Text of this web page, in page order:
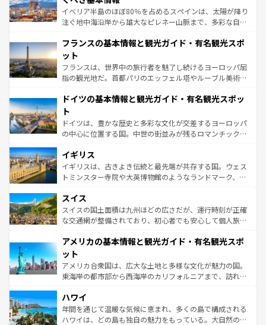
ピザやパスタなど、絶品のイタリア料理を堪能することも
できる。朝目覚めてから夜眠るまで、すべての瞬間を楽し
なお、新着のイタリア情報はコンテンツ一覧を参照してほ
しい。
イベリア半島のほぼ80％を占めるスペインは、太陽が降り
注ぐ地中海沿岸から雄大なピレネー山脈まで、多彩な自然
文化が根付くこの国では、情熱的なフラメンコ、熱気あふ
れる闘牛、そして美味しいタパスが生活の一部となってい
る。首都マドリードの洗練された雰囲気や、バルセロナの
アートに溢れた街角から、地方では古代ローマ遺跡や中世
せる。地方によって風土や気候が異なるスペインはその個
ンテンツ一覧 を参照してほしい。
フランスの基本情報と観光ガイド・有名観光スポ
ット
フランスは、世界中の旅行者を魅了し続けるヨーロッパ屈
指の観光地だ。首都パリのエッフェル塔やルーブル美術館
で、幅広い魅力が詰まっている。華麗な宮殿、歴史的な大
聖堂、美しいビーチ、そして豊かな自然が、訪れる者を心
から魅了する。また、フランスは美食の国としても知ら
れ、フランス料理はユネスコ無形文化遺産にも登録されて
香り高いラベンダー畑など、多彩な楽しみ方が可能だ。さ
らに、パリ以外の地域にも魅力が溢れており、どの街角に
も豊かな歴史と文化が息づいている。パリ以外の個性あふ
を参照してほしい。
ドイツの基本情報と観光ガイド・有名観光スポッ
ト
ドイツは、豊かな歴史と多彩な文化が交差するヨーロッパ
の中心に位置する国。中世の街並みが残るロマンチック街
顔を持つこの国は、どこを歩いても飽きることがない。ベ
ルリンの文化的活気、バイエルン州のアルプスの絶景、そ
してライン川沿いのワイン畑といった風景は必見。ビール
は、お酒好きな人にはぜひ体験してほしい。 なお、新着の
ドイツ情報はコンテンツ一覧を参照してほしい。
イギリス
イギリスは、古きよき伝統と最先端が共存する国。ウェス
トミンスター寺院や大英博物館のようなランドマーク、歴
リアごとに異なる魅力がある。また、優雅なアフタヌーン
ティー、ビール好きにはたまらない英国パブ、サッカー観
戦など、本場だからこそできる体験も豊富。イギリスを旅
ンツ一覧を参照してほしい。
スイス
スイスの国土面積は九州ほどの広さだが、運行時刻が正確
な交通網が整備されており、初心者でも安心して個人旅行
の建物がそのまま残る町や、スイスならではのユニークな
博物館もあり、アルプス観光だけでなく町歩きも満喫する
ことができる。国民の所得が高いため物価も高いが、旅行
者向けの交通パス提供のサービスもあり、うまく活用すれ
着のスイス情報は
アメリカの基本情報と観光ガイド・有名観光スポ
ット
アメリカ合衆国は、広大な土地と多様な文化が魅力の国。
東海岸の都市部から西海岸のカリフォルニアまで、訪れる
のような巨大都市は、観光、ショッピング、エンターテイ
ンメントが詰まった刺激的なスポットだ。一方、アメリカ
西部には大自然が広がり、グランドキャニオンやイエロー
ハワイ
年間を通じて温暖な気候に恵まれ、多くの島で構成される
ハワイは、どの島も独自の魅力をもっている。大自然の神